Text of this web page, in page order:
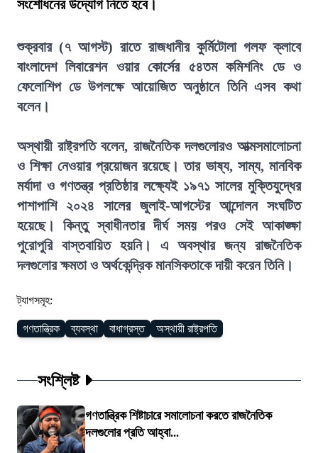
সংশোধনের উদ্যোগ নিতে হবে।
শুক্রবার (৭ আগস্ট) রাতে রাজধানীর কুর্মিটোলা গলফ ক্লাবে
বাংলাদেশ লিবারেশন ওয়ার কোর্সের ৫৪তম কমিশনিং ডে ও
ফেলোশিপ ডে উপলক্ষে আয়োজিত অনুষ্ঠানে তিনি এসব কথা
বলেন।
অস্থায়ী রাষ্ট্রপতি বলেন, রাজনৈতিক দলগুলোরও আত্মসমালোচনা
ও শিক্ষা নেওয়ার প্রয়োজন রয়েছে। তার ভাষ্য, সাম্য, মানবিক
মর্যাদা ও গণতন্ত্র প্রতিষ্ঠার লক্ষ্যেই ১৯৭১ সালের মুক্তিযুদ্ধের
পাশাপাশি ২০২৪ সালের জুলাই-আগস্টের আন্দোলন সংঘটিত
হয়েছে। কিন্তু স্বাধীনতার দীর্ঘ সময় পরও সেই আকাঙ্ক্ষা
পুরোপুরি বাস্তবায়িত হয়নি। এ অবস্থার জন্য রাজনৈতিক
দলগুলোর ক্ষমতা ও অর্থকেন্দ্রিক মানসিকতাকে দায়ী করেন তিনি।
ট্যাগসমূহ:
গণতান্ত্রিক ব্যবস্থা বাধাগ্রস্ত অস্থায়ী রাষ্ট্রপতি
সংশ্লিষ্ট
গণতান্ত্রিক শিষ্টাচারে সমালোচনা করতে রাজনৈতিক
দলগুলোর প্রতি আহ্বা...